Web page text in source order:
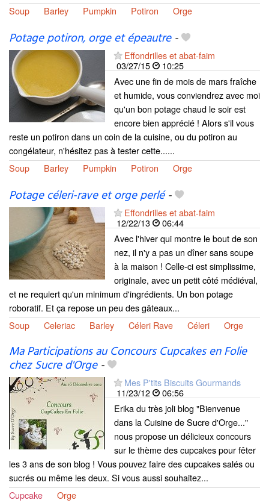
Soup
Barley Pumpkin Potiron Orge
Potage potiron, orge et épeautre-
Effondrilles et abat-faim
03/27/15
10:25
Avec une fin de mois de mars fraîche
et humide, vous conviendrez avec moi
qu'un bon potage chaud le soir est
encore bien apprécié ! Alors s'il vous
reste un potiron dans un coin de la cuisine, ou du potiron au
congélateur, n'hésitez pas à tester cette......
Soup
Barley Pumpkin Potiron Orge
Potage céleri-rave et orge perlé-
Effondrilles et abat-faim
12/22/13
06:44
Avec l'hiver qui montre le bout de son
nez, il n'y a pas un dîner sans soupe
à la maison ! Celle-ci est simplissime,
originale, avec un petit côté médiéval,
et ne requiert qu'un minimum d'ingrédients. Un bon potage
roboratif. Et ça repose un peu des gâteaux...
Soup
Celeriac Barley Céleri Rave Céleri Orge
Ma Participations au Concours Cupcakes en Folie
chez Sucre d'Orge-
Mes P'tits Biscuits Gourmands
11/23/12
06:56
Erika du très joli blog "Bienvenue
dans la Cuisine de Sucre d'Orge..."
nous propose un délicieux concours
sur le thème des cupcakes pour fêter
les 3 ans de son blog ! Vous pouvez faire des cupcakes salés ou
sucrés ou même les deux. Si vous aussi souhaitez...
Cupcake
Orge